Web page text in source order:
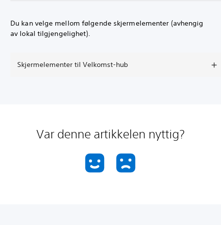
Du kan velge mellom følgende skjermelementer (avhengig
av lokal tilgjengelighet).
Skjermelementer til Velkomst-hub
Var denne artikkelen nyttig?